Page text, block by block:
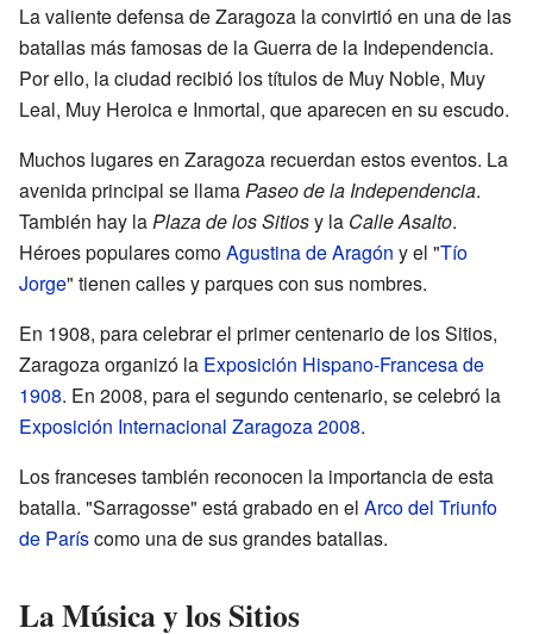
La valiente defensa de Zaragoza la convirtió en una de las
batallas más famosas de la Guerra de la Independencia.
Por ello, la ciudad recibió los títulos de Muy Noble, Muy
Leal, Muy Heroica e Inmortal, que aparecen en su escudo.
Muchos lugares en Zaragoza recuerdan estos eventos. La
avenida principal se llamaPaseo de la Independencia.
También hay laPlaza de los Sitiosy la Calle Asalto.
Héroes populares comoAgustina de Aragón y el "Tío
Jorge" tienen calles y parques con sus nombres.
En 1908, para celebrar el primer centenario de los Sitios,
Zaragoza organizó la Exposición Hispano-Francesa de
1908. En 2008, para el segundo centenario, se celebró la
Exposición Internacional Zaragoza 2008.
Los franceses también reconocen la importancia de esta
batalla. "Sarragosse" está grabado en el Arco del Triunfo
de Paríscomo una de sus grandes batallas.
La Música y los Sitios